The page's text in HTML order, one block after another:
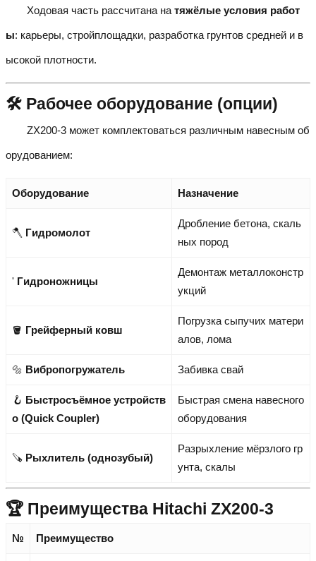
Ходовая часть рассчитана на тяжёлые условия работ
ы: карьеры, стройплощадки, разработка грунтов средней и в
ысокой плотности.
🛠️ Рабочее оборудование (опции)
ZX200-3 может комплектоваться различным навесным об
орудованием:
Оборудование Назначение
🪓 Гидромолот
Дробление бетона, скаль
ных пород
' Гидроножницы
Демонтаж металлоконстр
укций
🪣 Грейферный ковш
Погрузка сыпучих матери
алов, лома
🔩 Вибропогружатель Забивка свай
🪝 Быстросъёмное устройств
о (Quick Coupler)
Быстрая смена навесного
оборудования
🪚 Рыхлитель (однозубый)
Разрыхление мёрзлого гр
унта, скалы
🏆 Преимущества Hitachi ZX200-3
№ Преимущество